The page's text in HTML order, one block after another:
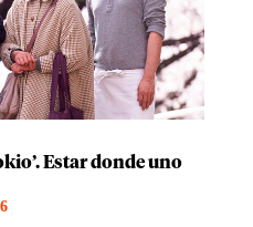
Estar donde uno